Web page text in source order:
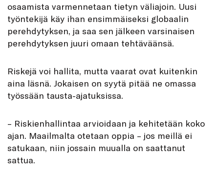
osaamista varmennetaan tietyn väliajoin. Uusi
työntekijä käy ihan ensimmäiseksi globaalin
perehdytyksen, ja saa sen jälkeen varsinaisen
perehdytyksen juuri omaan tehtäväänsä.
Riskejä voi hallita, mutta vaarat ovat kuitenkin
aina läsnä. Jokaisen on syytä pitää ne omassa
työssään tausta-ajatuksissa.
– Riskienhallintaa arvioidaan ja kehitetään koko
ajan. Maailmalta otetaan oppia – jos meillä ei
satukaan, niin jossain muualla on saattanut
sattua.